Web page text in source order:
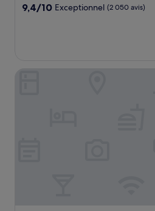
9.4
9,4/10 Exceptionnel (2 050 avis)